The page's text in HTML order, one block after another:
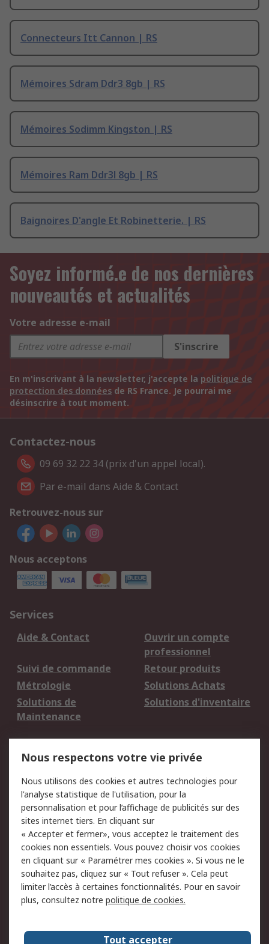
Connecteurs Itt Cannon | RS
Mémoires Sdram Ddr3 8gb | RS
Mémoires Sodimm Kingston | RS
Mémoires Ram Ddr3l 8gb | RS
Baignoires D'angle Et Robinetterie. | RS
Soyez informé.e de nos dernières
nouveautés et actualités
Votre adresse e-mail
S'inscrire
En m'inscrivant à la newsletter, j'accepte la politique de
protection des données de RS France. Je pourrai me
désinscrire à tout moment.
Contactez-nous
09 69 32 22 34 (prix d'un appel local).
Par e-mail dans Aide & Contact
Retrouvez-nous sur
Nous acceptons
Services
Aide & Contact
Ouvrir un compte
professionnel
Suivi de commande
Retour produits
Métrologie
Solutions Achats
Solutions de
Maintenance
Solutions d'inventaire
du site
Politique de protection
des données - Mise à
jour
Sécurité des E-mails
Conditions générales
de vente
Politique anti-
corruption
Campagnes marketing
A propos de RS
A propos de RS France
Evénements
Nous respectons votre vie privée
Nous utilisons des cookies et autres technologies pour
l'analyse statistique de l'utilisation, pour la
personnalisation et pour l’affichage de publicités sur des
sites internet tiers. En cliquant sur
« Accepter et fermer», vous acceptez le traitement des
cookies non essentiels. Vous pouvez choisir vos cookies
en cliquant sur « Paramétrer mes cookies ». Si vous ne le
souhaitez pas, cliquez sur « Tout refuser ». Cela peut
limiter l’accès à certaines fonctionnalités. Pour en savoir
plus, consultez notre politique de cookies.
Tout accepter